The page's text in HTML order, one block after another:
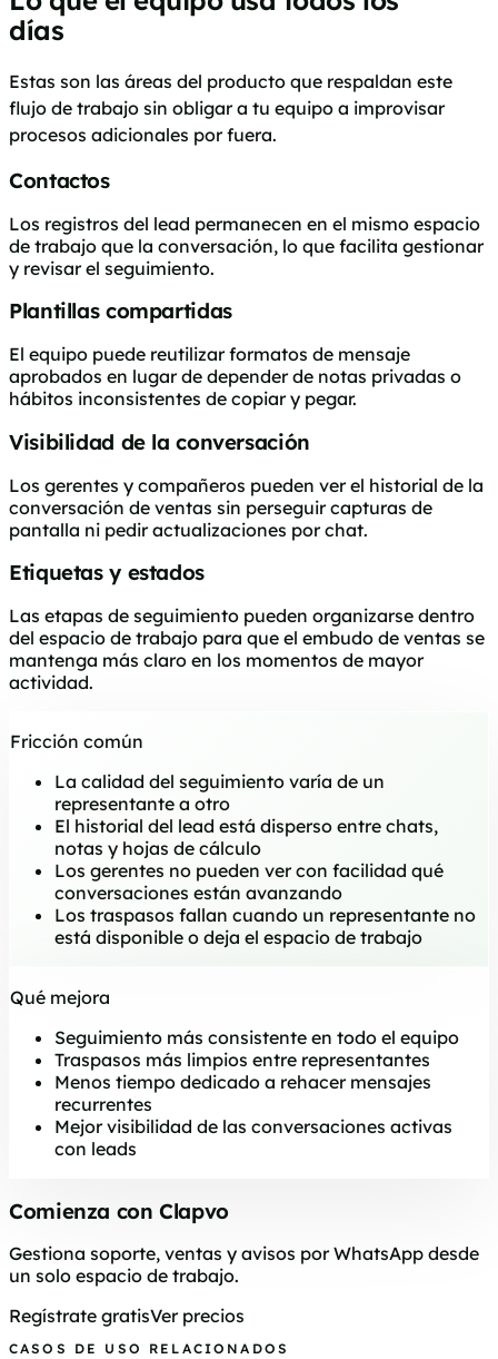
días
Estas son las áreas del producto que respaldan este
flujo de trabajo sin obligar a tu equipo a improvisar
procesos adicionales por fuera.
Contactos
Los registros del lead permanecen en el mismo espacio
de trabajo que la conversación, lo que facilita gestionar
y revisar el seguimiento.
Plantillas compartidas
El equipo puede reutilizar formatos de mensaje
aprobados en lugar de depender de notas privadas o
hábitos inconsistentes de copiar y pegar.
Visibilidad de la conversación
Los gerentes y compañeros pueden ver el historial de la
conversación de ventas sin perseguir capturas de
pantalla ni pedir actualizaciones por chat.
Etiquetas y estados
Las etapas de seguimiento pueden organizarse dentro
del espacio de trabajo para que el embudo de ventas se
mantenga más claro en los momentos de mayor
actividad.
Fricción común
La calidad del seguimiento varía de un
representante a otro
El historial del lead está disperso entre chats,
notas y hojas de cálculo
Los gerentes no pueden ver con facilidad qué
conversaciones están avanzando
Los traspasos fallan cuando un representante no
está disponible o deja el espacio de trabajo
Qué mejora
Seguimiento más consistente en todo el equipo
Traspasos más limpios entre representantes
Menos tiempo dedicado a rehacer mensajes
recurrentes
Mejor visibilidad de las conversaciones activas
con leads
Comienza con Clapvo
Gestiona soporte, ventas y avisos por WhatsApp desde
un solo espacio de trabajo.
Regístrate gratisVer precios
CASOS DE USO RELACIONADOS